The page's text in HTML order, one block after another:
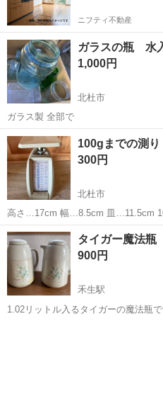
ニフティ不動産
ガラスの瓶 水
1,000円
北杜市
ガラス製 全部で
山梨 北杜市 家庭用品 ガ
100gまでの測
300円
北杜市
山梨 北杜市 家庭用品
タイガー魔法
900円
禾生駅
1.02リットル入るタイガーの魔法瓶